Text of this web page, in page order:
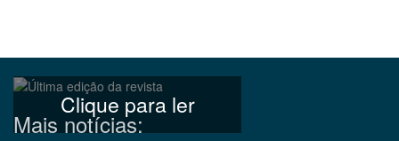
Clique para ler
Mais notícias: